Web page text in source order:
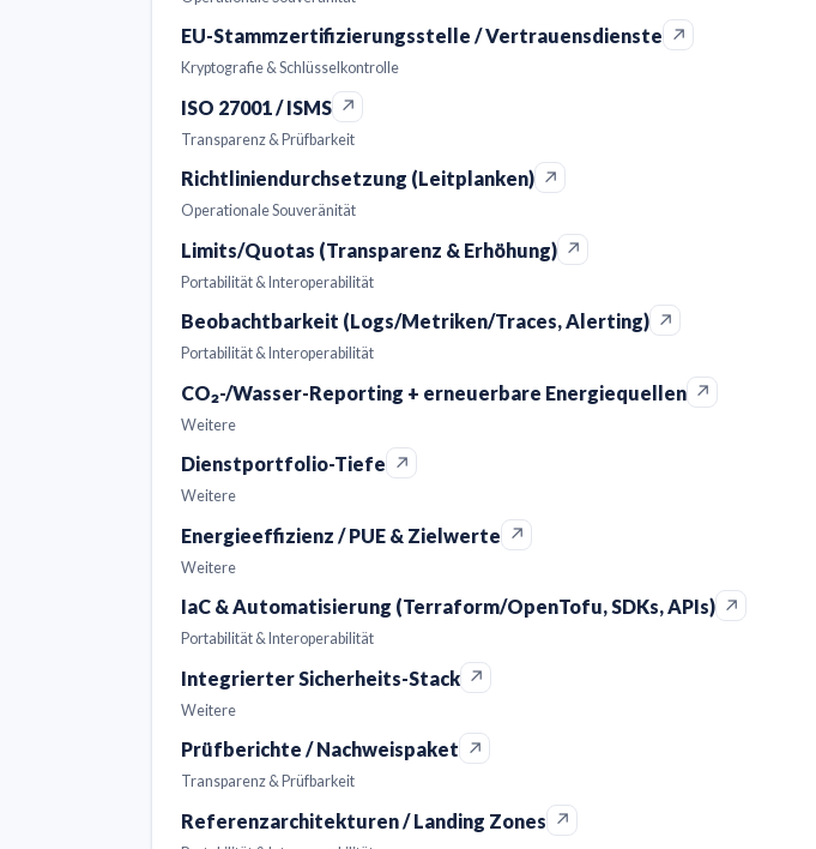
EU-Stammzertifizierungsstelle / Vertrauensdienste ↗
Kryptografie & Schlüsselkontrolle
ISO 27001 / ISMS ↗
Transparenz & Prüfbarkeit
Richtliniendurchsetzung (Leitplanken) ↗
Operationale Souveränität
Limits/Quotas (Transparenz & Erhöhung) ↗
Portabilität & Interoperabilität
Beobachtbarkeit (Logs/Metriken/Traces, Alerting) ↗
Portabilität & Interoperabilität
CO₂-/Wasser-Reporting + erneuerbare Energiequellen ↗
Weitere
Dienstportfolio-Tiefe ↗
Weitere
Energieeffizienz / PUE & Zielwerte ↗
Weitere
IaC & Automatisierung (Terraform/OpenTofu, SDKs, APIs) ↗
Portabilität & Interoperabilität
Integrierter Sicherheits-Stack ↗
Weitere
Prüfberichte / Nachweispaket ↗
Transparenz & Prüfbarkeit
Referenzarchitekturen / Landing Zones ↗